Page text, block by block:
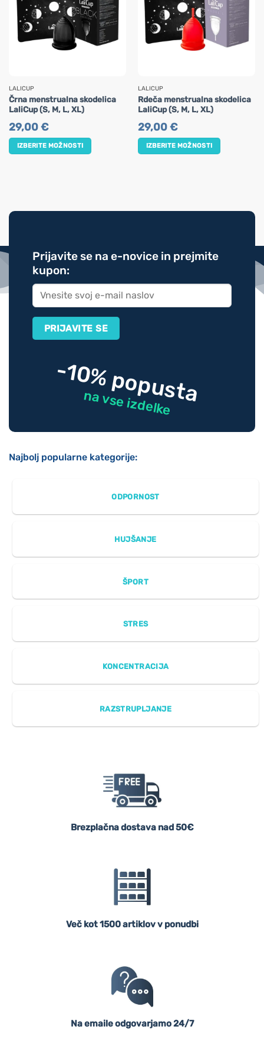
LALICUP
Črna menstrualna skodelica
LaliCup (S, M, L, XL)
29,00€
IZBERITE MOŽNOSTI
različic.
izberete
izdelka
LALICUP
Rdeča menstrualna skodelica
LaliCup (S, M, L, XL)
29,00€
IZBERITE MOŽNOSTI
različic.
na
izdelka
Prijavite se na e-novice in prejmite
kupon:
-10% popusta
na vse izdelke
Najbolj popularne kategorije:
ODPORNOST
HUJŠANJE
ŠPORT
STRES
KONCENTRACIJA
RAZSTRUPLJANJE
Brezplačna dostava nad 50€
Več kot 1500 artiklov v ponudbi
Na emaile odgovarjamo 24/7